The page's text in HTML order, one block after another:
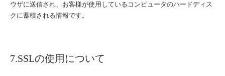
ウザに送信され、お客様が使用しているコンピュータのハードディス
クに蓄積される情報です。
7.SSLの使用について